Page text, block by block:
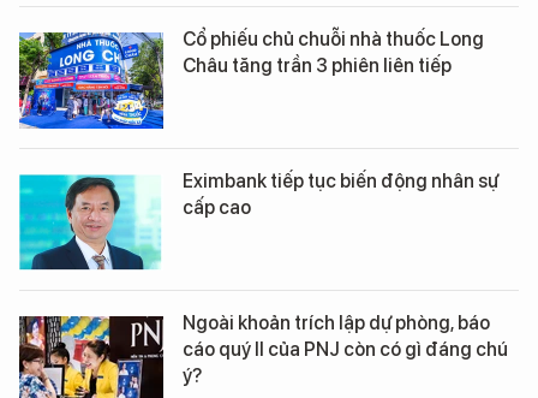
Cổ phiếu chủ chuỗi nhà thuốc Long
Châu tăng trần 3 phiên liên tiếp
Eximbank tiếp tục biến động nhân sự
cấp cao
Ngoài khoản trích lập dự phòng, báo
cáo quý II của PNJ còn có gì đáng chú
ý?